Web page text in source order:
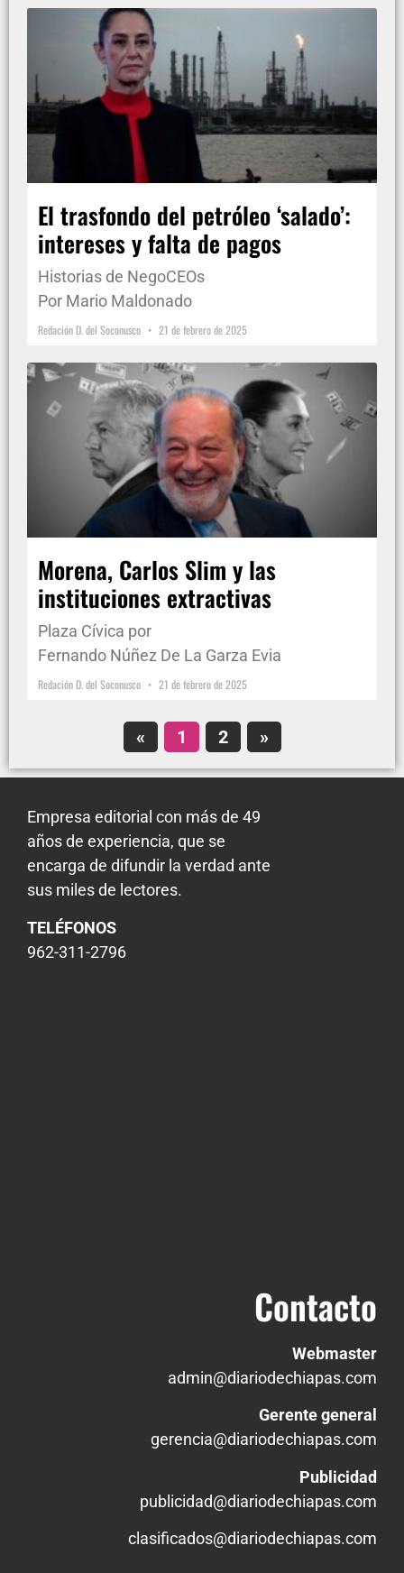
El trasfondo del petróleo ‘salado’:
intereses y falta de pagos
Historias de NegoCEOs
Por Mario Maldonado
Redación D. del Soconusco 21 de febrero de 2025
Morena, Carlos Slim y las
instituciones extractivas
Plaza Cívica por
Fernando Núñez De La Garza Evia
Redación D. del Soconusco 21 de febrero de 2025
« 1 2 »
Empresa editorial con más de 49
años de experiencia, que se
encarga de difundir la verdad ante
sus miles de lectores.
TELÉFONOS
962-311-2796
Contacto
Webmaster
admin@diariodechiapas.com
Gerente general
gerencia@diariodechiapas.com
Publicidad
publicidad@diariodechiapas.com
clasificados@diariodechiapas.com